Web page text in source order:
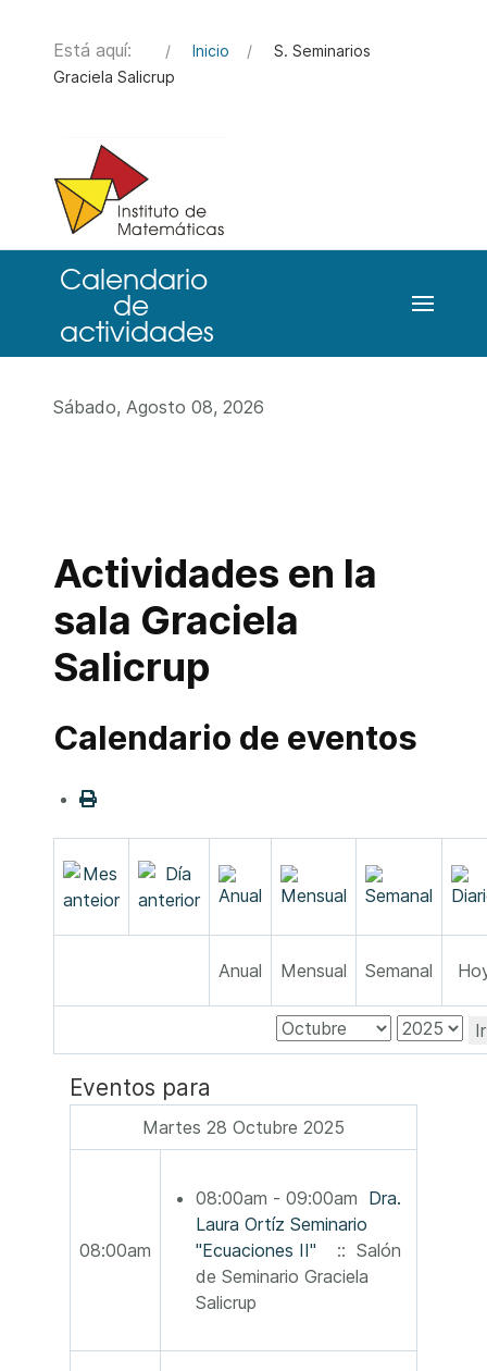
Está aquí: Inicio
S. Seminarios
Graciela Salicrup
Sábado, Agosto 08, 2026
Actividades en la
sala Graciela
Salicrup
Calendario de eventos
Anual Mensual Semanal
Eventos para
Martes 28 Octubre 2025
08:00am
08:00am - 09:00am Dra.
Laura Ortíz Seminario
"Ecuaciones II"
:: Salón
de Seminario Graciela
Salicrup